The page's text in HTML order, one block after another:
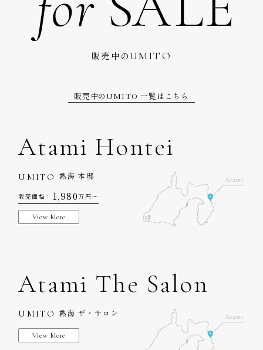
販売中のUMITO
販売中のUMITO 一覧はこちら
Atami Hontei
UMITO 熱海 本邸
販売価格： 1,980 万円〜
View More
Atami The Salon
UMITO 熱海 ザ・サロン
View More